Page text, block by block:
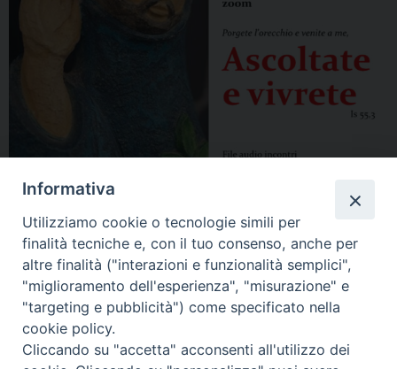
Informativa
Utilizziamo cookie o tecnologie simili per
finalità tecniche e, con il tuo consenso, anche per
altre finalità ("interazioni e funzionalità semplici",
"miglioramento dell'esperienza", "misurazione" e
"targeting e pubblicità") come specificato nella
cookie policy.
Cliccando su "accetta" acconsenti all'utilizzo dei